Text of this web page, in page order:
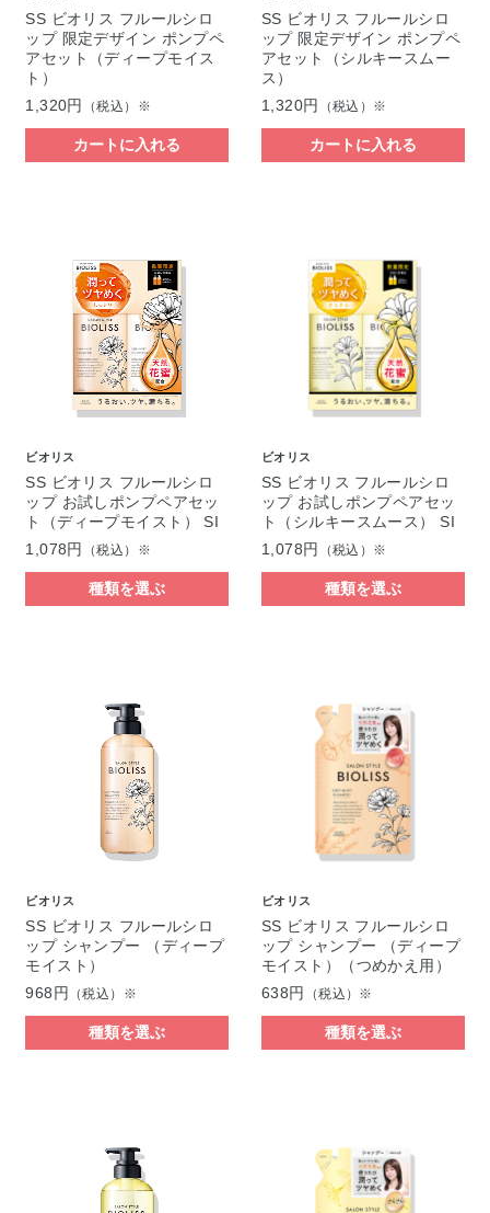
SS ビオリス フルールシロ
ップ 限定デザイン ポンプペ
アセット（ディープモイス
ト）
1,320円
（税込）※
カートに入れる
SS ビオリス フルールシロ
ップ 限定デザイン ポンプペ
アセット（シルキースムー
ス）
1,320円
（税込）※
カートに入れる
ビオリス
SS ビオリス フルールシロ
ップ お試しポンプペアセッ
ト（ディープモイスト） SI
1,078円
（税込）※
種類を選ぶ
ビオリス
SS ビオリス フルールシロ
ップ お試しポンプペアセッ
ト（シルキースムース） SI
1,078円
（税込）※
種類を選ぶ
ビオリス
SS ビオリス フルールシロ
ップ シャンプー （ディープ
モイスト）
968円
（税込）※
種類を選ぶ
ビオリス
SS ビオリス フルールシロ
ップ シャンプー （ディープ
モイスト）（つめかえ用）
638円
（税込）※
種類を選ぶ